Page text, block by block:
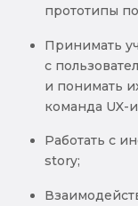
прототипы
Принимать
с
и понимать
команда UX-
Работать с
story;